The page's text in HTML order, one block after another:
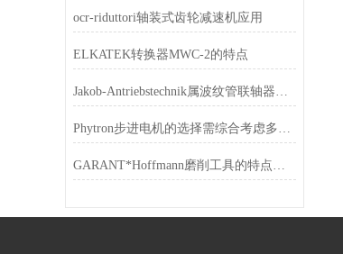
ocr-riduttori轴装式齿轮减速机应用
ELKATEK转换器MWC-2的特点
Jakob-Antriebstechnik属波纹管联轴器的特点
Phytron步进电机的选择需综合考虑多个要求
GARANT*Hoffmann磨削工具的特点和应用